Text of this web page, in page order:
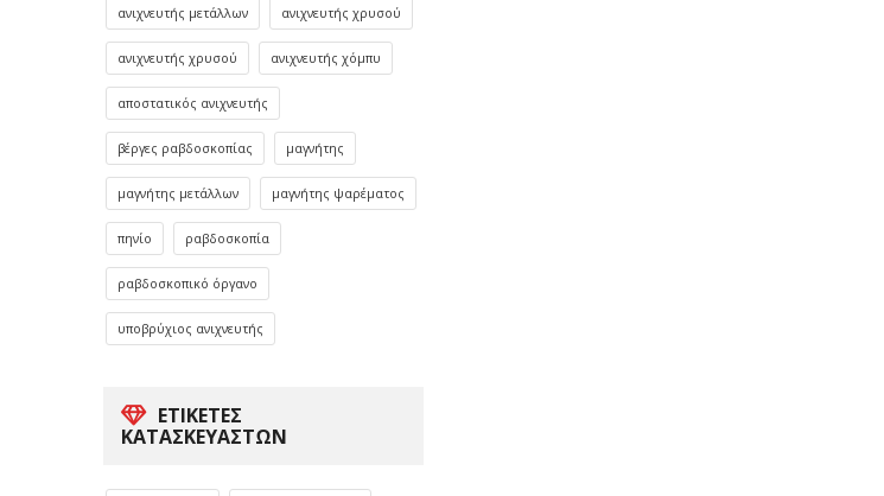
ανιχνευτής μετάλλων ανιχνευτής χρυσού
ανιχνευτής χρυσού ανιχνευτής χόμπυ
αποστατικός ανιχνευτής
βέργες ραβδοσκοπίας μαγνήτης
μαγνήτης μετάλλων μαγνήτης ψαρέματος
πηνίο ραβδοσκοπία
ραβδοσκοπικό όργανο
υποβρύχιος ανιχνευτής
ΕΤΙΚΈΤΕΣ
ΚΑΤΑΣΚΕΥΑΣΤΏΝ